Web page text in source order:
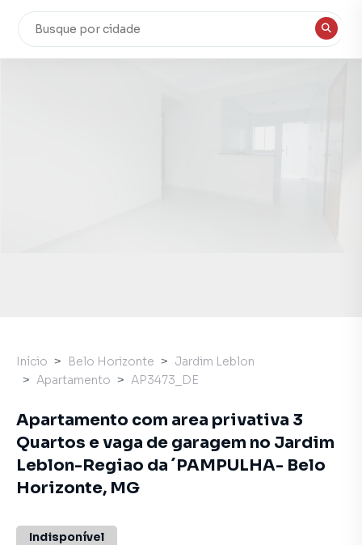
Início Belo Horizonte
Jardim Leblon
Apartamento
AP3473_DE
Apartamento com area privativa 3
Quartos e vaga de garagem no Jardim
Leblon-Regiao da ´PAMPULHA- Belo
Horizonte, MG
Indisponível